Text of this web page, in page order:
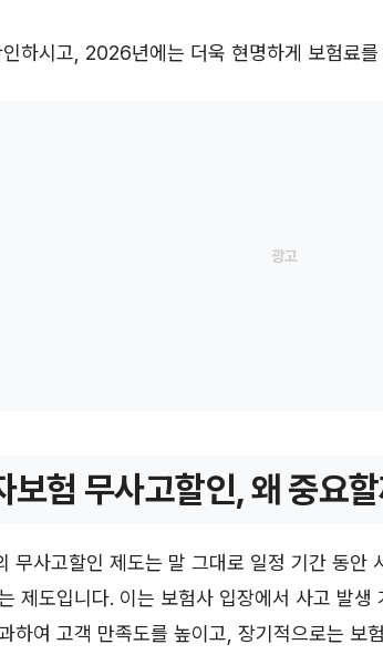
하시고, 2026년에는 더욱 현명하게 보험료
보험 무사고할인, 왜 중요
무사고할인 제도는 말 그대로 일정 기간 동안
제도입니다. 이는 보험사 입장에서 사고 발생
하여 고객 만족도를 높이고, 장기적으로는 보